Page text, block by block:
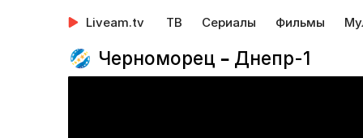
Liveam.tv ТВ Сериалы Фильмы
Черноморец – Днепр-1